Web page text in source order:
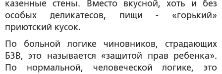
казенные стены. Вместо вкусной, хоть и без
особых деликатесов, пищи - «горький»
приютский кусок.
По больной логике чиновников, страдающих
БЗВ, это называется «защитой прав ребенка».
По нормальной, человеческой логике, это